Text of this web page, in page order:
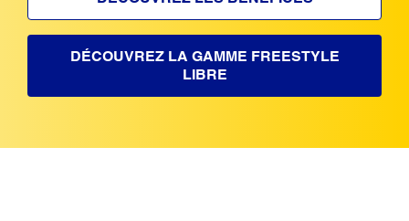
DÉCOUVREZ LA GAMME FREESTYLE
LIBRE